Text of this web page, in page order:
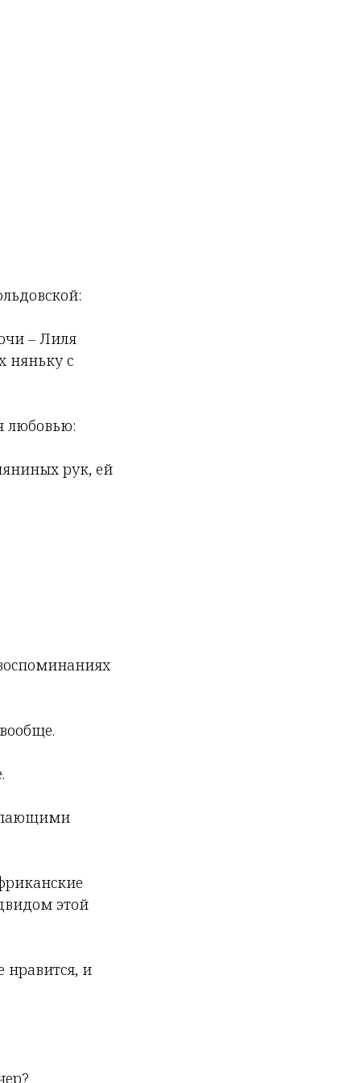
– Лиля
няньку с
любовью:
рук, ей
этой
нравится, и